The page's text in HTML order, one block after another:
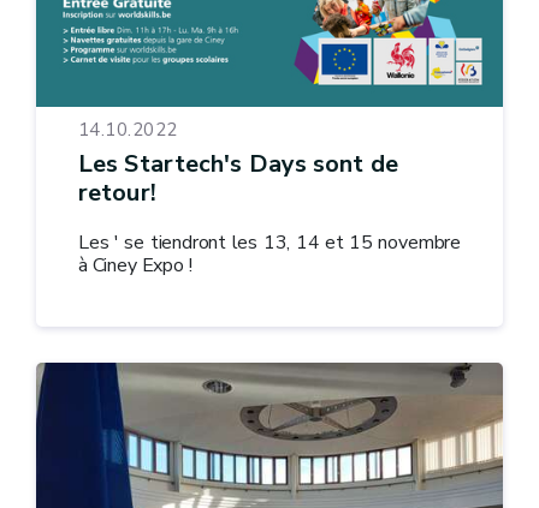
14.10.2022
Les Startech's Days sont de
retour!
Les ' se tiendront les 13, 14 et 15 novembre
à Ciney Expo !